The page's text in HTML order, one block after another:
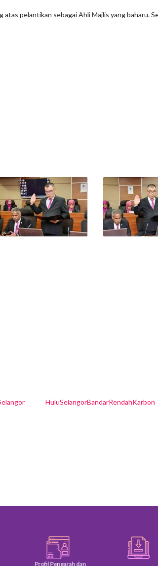
pelantikan sebagai Ahli Majlis yang baharu.
HuluSelangorBandarRendahKarbon
Profil Pengarah dan